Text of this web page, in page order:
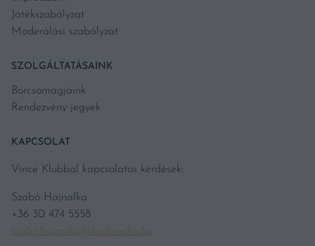
Játékszabályzat
Moderálási szabályzat
SZOLGÁLTATÁSAINK
Borcsomagjaink
Rendezvény jegyek
KAPCSOLAT
Vince Klubbal kapcsolatos kérdések:
Szabó Hajnalka
+36 30 474 5558
szabo.hajnalka@kodmedia.hu